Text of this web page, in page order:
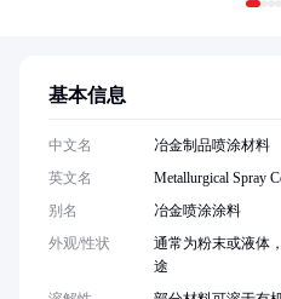
基本信息
中文名
冶金制品喷涂材料
英文名
Metallurgical Spray
别名
冶金喷涂涂料
外观/性状
通常为粉末或液体
途